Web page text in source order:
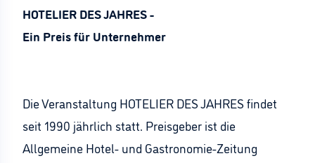
HOTELIER DES JAHRES -
Ein Preis für Unternehmer
Die Veranstaltung HOTELIER DES JAHRES findet
seit 1990 jährlich statt. Preisgeber ist die
Allgemeine Hotel- und Gastronomie-Zeitung